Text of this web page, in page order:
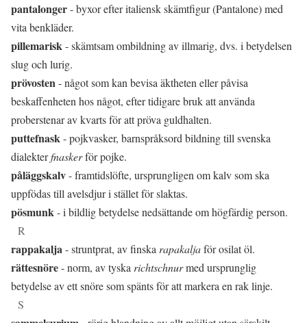
pantalonger- byxor efter italiensk skämtfigur (Pantalone) med
vita benkläder.
pillemarisk- skämtsam ombildning av illmarig, dvs. i betydelsen
slug och lurig.
prövosten- något som kan bevisa äktheten eller påvisa
beskaffenheten hos något, efter tidigare bruk att använda
proberstenar av kvarts för att pröva guldhalten.
puttefnask- pojkvasker, barnspråksord bildning till svenska
dialekterfnaskerför pojke.
påläggskalv- framtidslöfte, ursprungligen om kalv som ska
uppfödas till avelsdjur i stället för slaktas.
pösmunk- i bildlig betydelse nedsättande om högfärdig person.
R
rappakalja- struntprat, av finskarapakaljaför osilat öl.
rättesnöre- norm, av tyskarichtschnurmed ursprunglig
betydelse av ett snöre som spänts för att markera en rak linje.
S